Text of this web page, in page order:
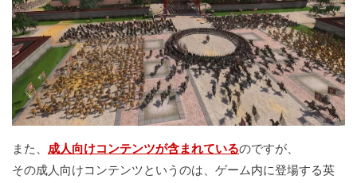
また、 成人向けコンテンツが含まれているのですが、
その成人向けコンテンツというのは、ゲーム内に登場する英